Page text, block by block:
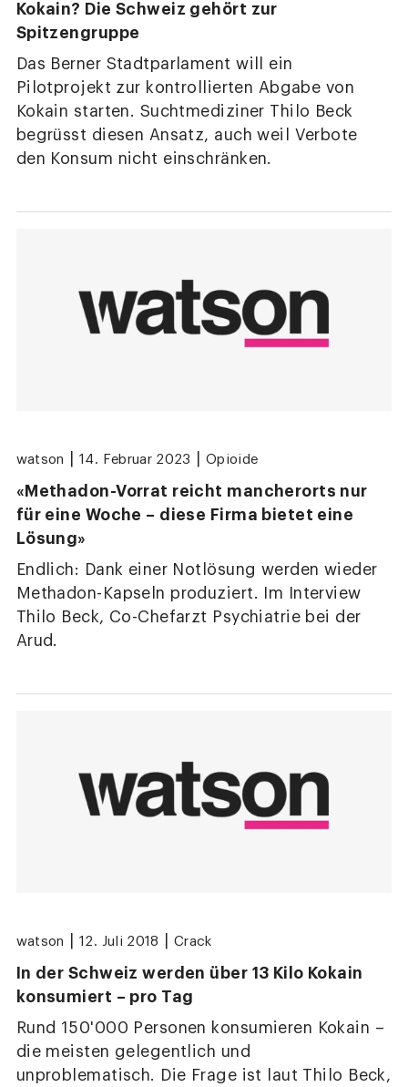
Kokain? Die Schweiz gehört zur
Spitzengruppe
Das Berner Stadtparlament will ein
Pilotprojekt zur kontrollierten Abgabe von
Kokain starten. Suchtmediziner Thilo Beck
begrüsst diesen Ansatz, auch weil Verbote
den Konsum nicht einschränken.
watson 14. Februar 2023 Opioide
«Methadon-Vorrat reicht mancherorts nur
für eine Woche – diese Firma bietet eine
Lösung»
Endlich: Dank einer Notlösung werden wieder
Methadon-Kapseln produziert. Im Interview
Thilo Beck, Co-Chefarzt Psychiatrie bei der
Arud.
watson 12. Juli 2018 Crack
In der Schweiz werden über 13 Kilo Kokain
konsumiert – pro Tag
Rund 150'000 Personen konsumieren Kokain –
die meisten gelegentlich und
unproblematisch. Die Frage ist laut Thilo Beck,